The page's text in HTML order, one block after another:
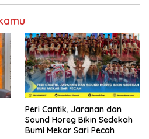
Peri Cantik, Jaranan dan
Sound Horeg Bikin Sedekah
Bumi Mekar Sari Pecah